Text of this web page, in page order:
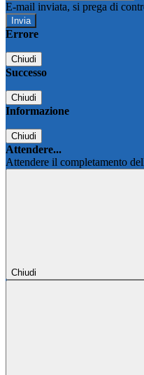
E-mail inviata, si prega di
Errore
Chiudi
Successo
Chiudi
Informazione
Chiudi
Attendere...
Attendere il completamento
Chiudi